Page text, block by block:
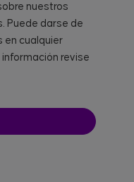
nuestros
Puede darse de
en cualquier
revise